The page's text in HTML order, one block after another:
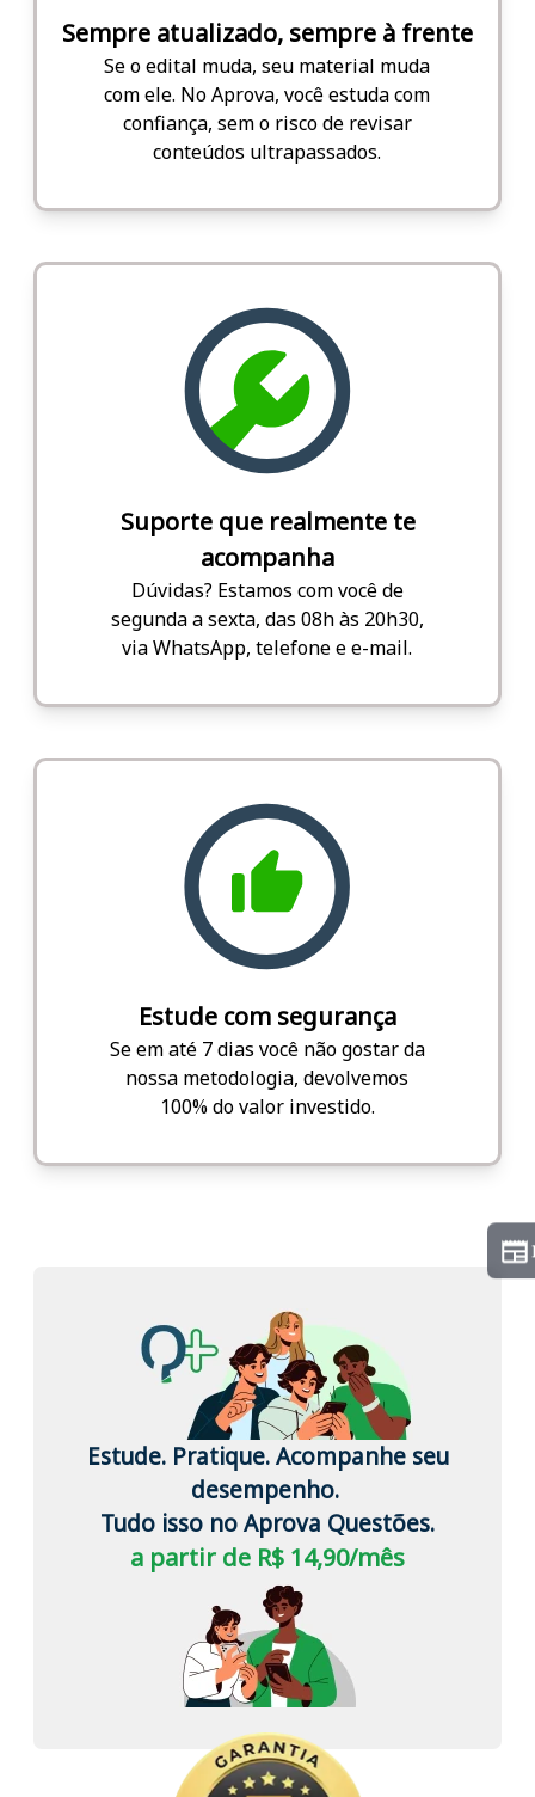
Sempre atualizado, sempre à frente
Se o edital muda, seu material muda
com ele. No Aprova, você estuda com
confiança, sem o risco de revisar
conteúdos ultrapassados.
Suporte que realmente te
acompanha
Dúvidas? Estamos com você de
segunda a sexta, das 08h às 20h30,
via WhatsApp, telefone e e-mail.
Estude com segurança
Se em até 7 dias você não gostar da
nossa metodologia, devolvemos
100% do valor investido.
Estude. Pratique. Acompanhe seu
desempenho.
Tudo isso no Aprova Questões.
a partir de R$ 14,90/mês